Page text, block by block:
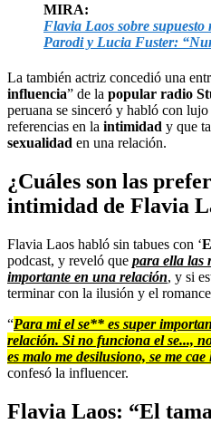
MIRA:
Flavia Laos sobre
Parodi y Lucia Fuster:
La también actriz concedió una
influencia” de la popular radio
peruana se sinceró y habló con
referencias en la intimidad y que
sexualidad en una relación.
¿Cuáles son las
intimidad de Flavia
Flavia Laos habló sin tabues con ‘
podcast, y reveló que para ella las
importante en una relación, y si
terminar con la ilusión y el
“Para mi el se** es super
relación. Si no funciona el se...,
es malo me desilusiono, se me
confesó la influencer.
Flavia Laos: “El